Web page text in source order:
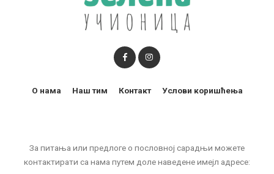
За питања или предлоге о пословној сарадњи можете
контактирати са нама путем доле наведене имејл адресе:
О нама Наш тим Контакт Услови коришћења